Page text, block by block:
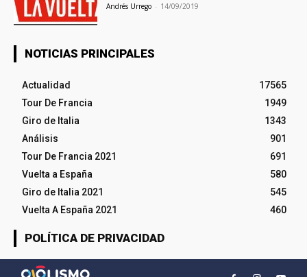
Andrés Urrego - 14/09/2019
NOTICIAS PRINCIPALES
Actualidad
17565
Tour De Francia
1949
Giro de Italia
1343
Análisis
901
Tour De Francia 2021
691
Vuelta a España
580
Giro de Italia 2021
545
Vuelta A España 2021
460
POLÍTICA DE PRIVACIDAD